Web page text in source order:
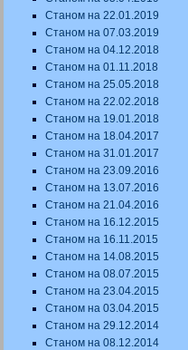
Станом на 22.01.2019
Станом на 07.03.2019
Станом на 04.12.2018
Станом на 01.11.2018
Станом на 25.05.2018
Станом на 22.02.2018
Станом на 19.01.2018
Станом на 18.04.2017
Станом на 31.01.2017
Станом на 23.09.2016
Станом на 13.07.2016
Станом на 21.04.2016
Станом на 16.12.2015
Станом на 16.11.2015
Станом на 14.08.2015
Станом на 08.07.2015
Станом на 23.04.2015
Станом на 03.04.2015
Станом на 29.12.2014
Станом на 08.12.2014